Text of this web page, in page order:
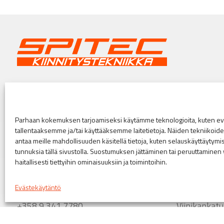
Parhaan kokemuksen tarjoamiseksi käytämme teknologioita, kuten
tallentaaksemme ja/tai käyttääksemme laitetietoja. Näiden
antaa meille mahdollisuuden käsitellä tietoja, kuten
tunnuksia tällä sivustolla. Suostumuksen jättäminen tai peruuttaminen
haitallisesti tiettyihin ominaisuuksiin ja toimintoihin.
Evästekäytäntö
myynti@spitec.fi
etunimi.sukunimi@spitec.fi
Aukioloaikamme
Myymälämme ovat avoinna arkisin 7-16
Vaihde
+358 9 341 7780
+358 44
Turku